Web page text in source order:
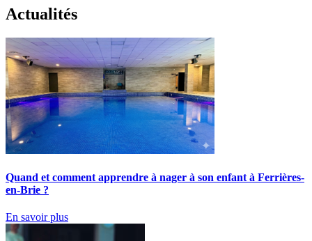
Actualités
Quand et comment apprendre à nager à son enfant à Ferrières-
en-Brie ?
En savoir plus